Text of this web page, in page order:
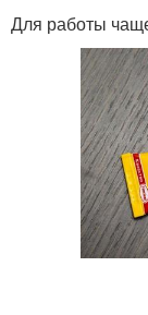
Для работы